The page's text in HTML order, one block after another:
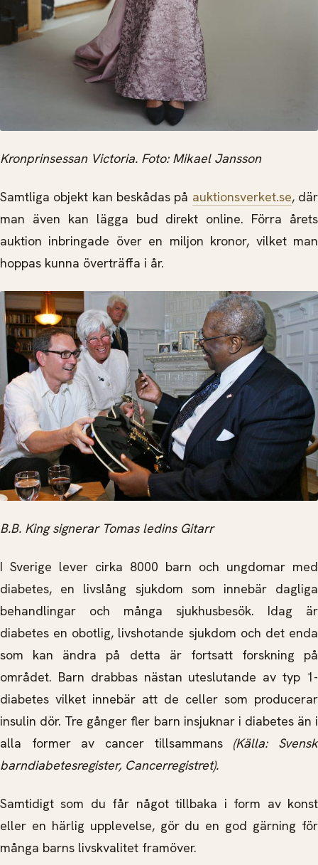
Kronprinsessan Victoria. Foto: Mikael Jansson
Samtliga objekt kan beskådas på auktionsverket.se, där
man även kan lägga bud direkt online. Förra årets
auktion inbringade över en miljon kronor, vilket man
hoppas kunna överträffa i år.
B.B. King signerar Tomas ledins Gitarr
I Sverige lever cirka 8000 barn och ungdomar med
diabetes, en livslång sjukdom som innebär dagliga
behandlingar och många sjukhusbesök. Idag är
diabetes en obotlig, livshotande sjukdom och det enda
som kan ändra på detta är fortsatt forskning på
området. Barn drabbas nästan uteslutande av typ 1-
diabetes vilket innebär att de celler som producerar
insulin dör. Tre gånger fler barn insjuknar i diabetes än i
alla former av cancer tillsammans
(Källa: Svensk
barndiabetesregister, Cancerregistret).
Samtidigt som du får något tillbaka i form av konst
eller en härlig upplevelse, gör du en god gärning för
många barns livskvalitet framöver.